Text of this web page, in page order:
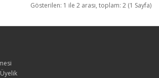
Gösterilen: 1 ile 2 arası, toplam: 2 (1 Sayfa)